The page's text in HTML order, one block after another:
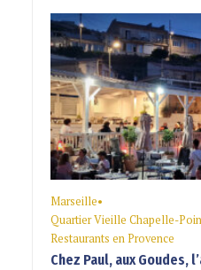
Marseille•
Quartier Vieille Chapelle-
Restaurants en Provence
Chez Paul, aux Goudes,